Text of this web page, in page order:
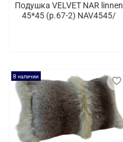
Подушка VELVET NAR linnen
45*45 (p.67-2) NAV4545/
В наличии